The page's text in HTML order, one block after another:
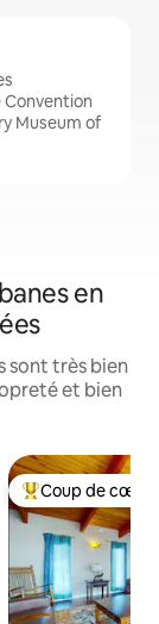
Convention
Museum of
en
sont très bien
et bien
Coups de cœur
Coup de cœur